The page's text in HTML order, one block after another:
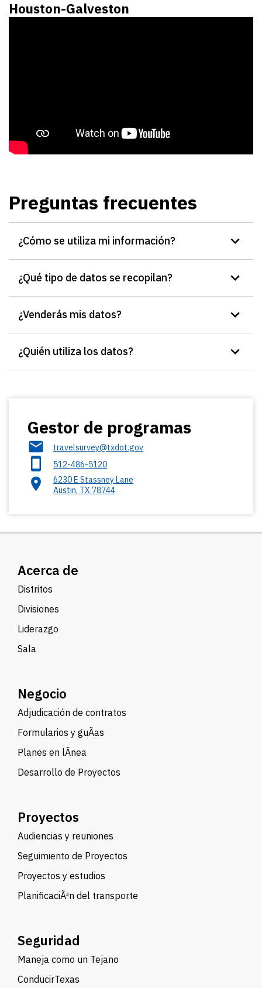
Houston-Galveston
Preguntas frecuentes
¿Cómo se utiliza mi información?
¿Qué tipo de datos se recopilan?
¿Venderás mis datos?
¿Quién utiliza los datos?
Gestor de programas
travelsurvey@txdot.gov
512-486-5120
6230 E Stassney Lane
Austin, TX 78744
Acerca de
Distritos
Divisiones
Liderazgo
Sala
Negocio
Adjudicación de contratos
Formularios y guÃ­as
Planes en lÃ­nea
Desarrollo de Proyectos
Proyectos
Audiencias y reuniones
Seguimiento de Proyectos
Proyectos y estudios
PlanificaciÃ³n del transporte
Seguridad
Maneja como un Tejano
ConducirTexas